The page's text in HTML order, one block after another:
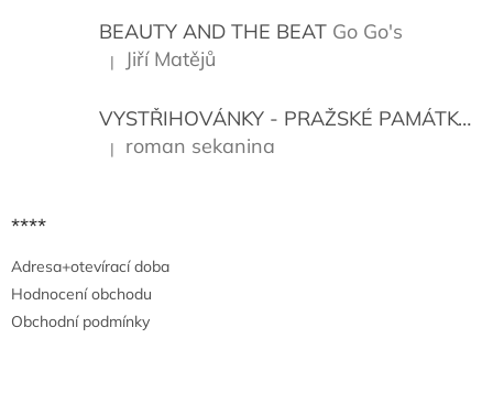
BEAUTY AND THE BEAT Go Go's
Hodnocení produktu je 5 z 5 hvězdiček.
| Jiří Matějů
VYSTŘIHOVÁNKY - PRAŽSKÉ PAMÁTKY
Hodnocení produktu je 5 z 5 hvězdiček.
| roman sekanina
****
Adresa+otevírací doba
Hodnocení obchodu
Obchodní podmínky